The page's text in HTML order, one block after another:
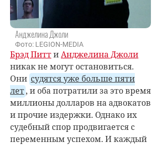
Анджелина Джоли
Фото: LEGION-MEDIA
Брэд ПиттиАнджелина Джоли
никак не могут остановиться.
Они судятся уже больше пяти
лет, и оба потратили за это время
миллионы долларов на адвокатов
и прочие издержки. Однако их
судебный спор продвигается с
переменным успехом. И каждый